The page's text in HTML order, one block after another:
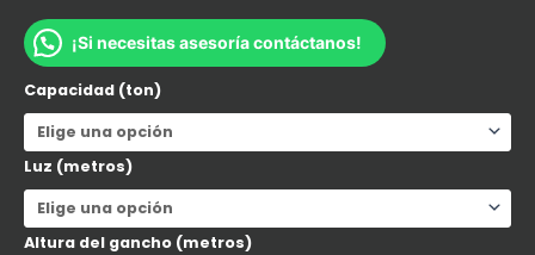
¡Si necesitas asesoría contáctanos!
Capacidad (ton)
Luz (metros)
Altura del gancho (metros)